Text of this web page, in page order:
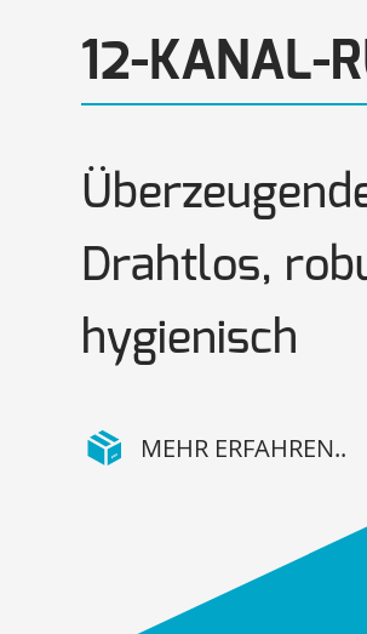
12-KANAL-
Drahtlos,
hygienisch
MEHR ERFAHREN..